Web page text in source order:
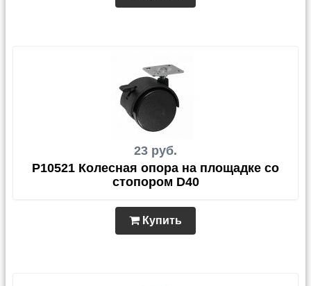
23 руб.
P10521 Колесная опора на площадке со
стопором D40
Купить